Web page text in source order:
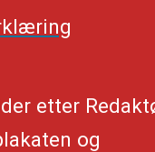
etter
og